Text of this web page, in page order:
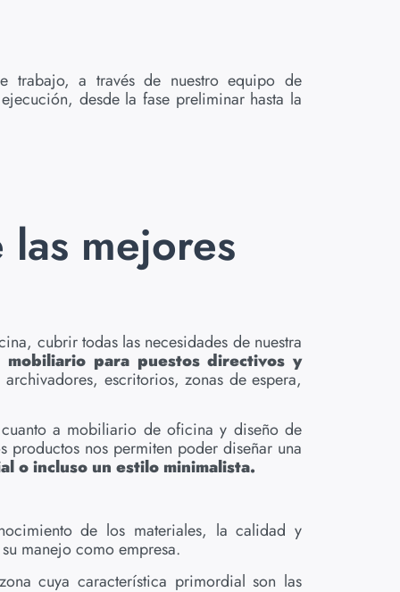
trabajo, a través de nuestro equipo de
desde la fase preliminar hasta la
mejores
cubrir todas las necesidades de nuestra
mobiliario para puestos directivos y
escritorios, zonas de espera,
a mobiliario de oficina y diseño de
productos nos permiten poder diseñar una
o incluso un estilo minimalista.
de los materiales, la calidad y
manejo como empresa.
cuya característica primordial son las